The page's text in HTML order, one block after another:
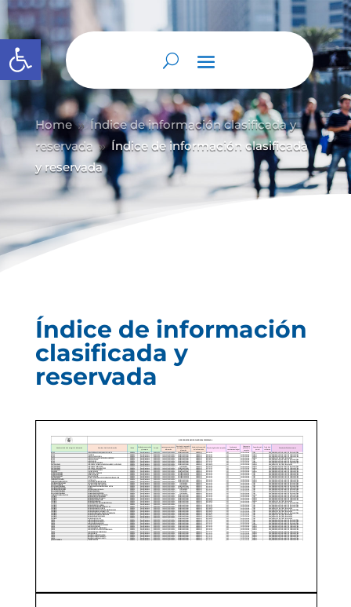
Abrir barra de herramientas
Home 9 Índice de información clasificada y
reservada 9 Índice de información clasificada
y reservada
Índice de información
clasificada y
reservada